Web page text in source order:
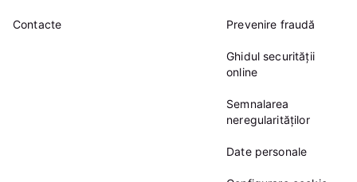
Contacte Prevenire fraudă
Ghidul securității
online
Semnalarea
neregularităților
Date personale